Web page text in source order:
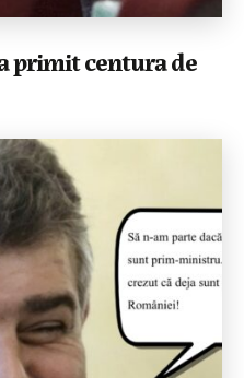
primit centura de